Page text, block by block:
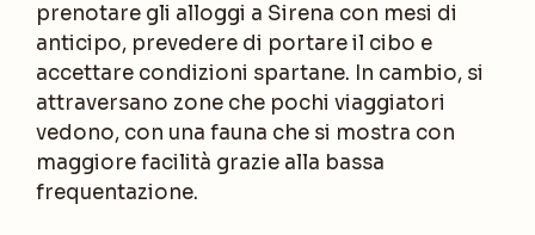
prenotare gli alloggi a Sirena con mesi di
anticipo, prevedere di portare il cibo e
accettare condizioni spartane. In cambio, si
attraversano zone che pochi viaggiatori
vedono, con una fauna che si mostra con
maggiore facilità grazie alla bassa
frequentazione.